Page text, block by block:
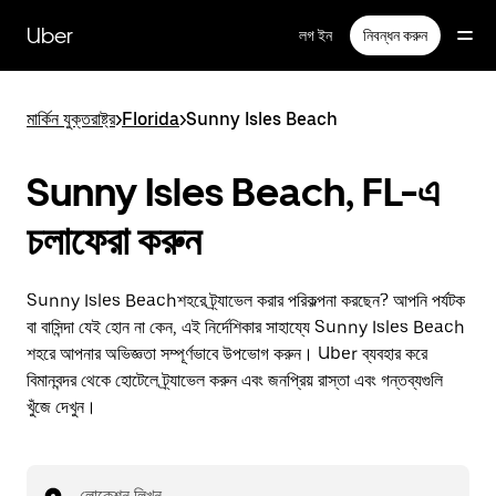
প্রধান
বিষয়সূচিতে
Uber লগ ইন নিবন্ধন করুন
মার্কিন যুক্তরাষ্ট্র>Florida>Sunny Isles Beach
Sunny Isles Beach, FL-এ
চলাফেরা করুন
Sunny Isles Beachশহরে ট্র্যাভেল করার পরিকল্পনা করছেন? আপনি পর্যটক
বা বাসিন্দা যেই হোন না কেন, এই নির্দেশিকার সাহায্যে Sunny Isles Beach
শহরে আপনার অভিজ্ঞতা সম্পূর্ণভাবে উপভোগ করুন। Uber ব্যবহার করে
বিমানবন্দর থেকে হোটেলে ট্র্যাভেল করুন এবং জনপ্রিয় রাস্তা এবং গন্তব্যগুলি
খুঁজে দেখুন।